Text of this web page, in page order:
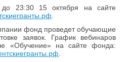
23:30 15 октября на сайте
фонд проведет обучающие
заявок. График вебинаров
«Обучение» на сайте фонда: